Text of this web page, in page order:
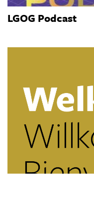
LGOG Podcast